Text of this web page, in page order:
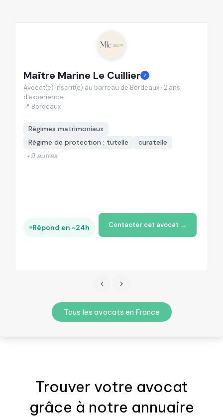
Maître Marine Le Cuillier ✓
Avocat(e) inscrit(e) au barreau de Bordeaux · 2 ans
d'experience.
📍 Bordeaux
Régimes matrimoniaux
Régime de protection : tutelle
curatelle
+9 autres
Répond en ~24h Contacter cet avocat →
Tous les avocats en France
Trouver votre avocat
grâce à notre annuaire